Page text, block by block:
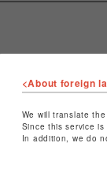
<About foreign
We will translate
Since this service
In addition, we do